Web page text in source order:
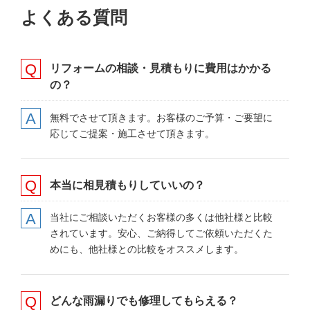
よくある質問
リフォームの相談・見積もりに費用はかかる
の？
無料でさせて頂きます。お客様のご予算・ご要望に
応じてご提案・施工させて頂きます。
本当に相見積もり していいの？
当社にご相談いただくお客様の多くは他社様と比較
されています。安心、ご納得してご依頼いただくた
めにも、他社様との比較をオススメします。
どんな雨漏りでも修理してもらえる？